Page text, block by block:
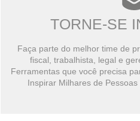
TORNE-SE
Faça parte do melhor time de
fiscal, trabalhista, legal e
Ferramentas que você precisa
Inspirar Milhares de